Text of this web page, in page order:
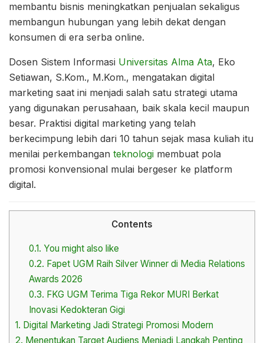
membantu bisnis meningkatkan penjualan sekaligus
membangun hubungan yang lebih dekat dengan
konsumen di era serba online.
Dosen Sistem Informasi Universitas Alma Ata, Eko
Setiawan, S.Kom., M.Kom., mengatakan digital
marketing saat ini menjadi salah satu strategi utama
yang digunakan perusahaan, baik skala kecil maupun
besar. Praktisi digital marketing yang telah
berkecimpung lebih dari 10 tahun sejak masa kuliah itu
menilai perkembangan teknologi membuat pola
promosi konvensional mulai bergeser ke platform
digital.
Contents
0.1. You might also like
0.2. Fapet UGM Raih Silver Winner di Media Relations
Awards 2026
0.3. FKG UGM Terima Tiga Rekor MURI Berkat
Inovasi Kedokteran Gigi
1. Digital Marketing Jadi Strategi Promosi Modern
2. Menentukan Target Audiens Menjadi Langkah Penting